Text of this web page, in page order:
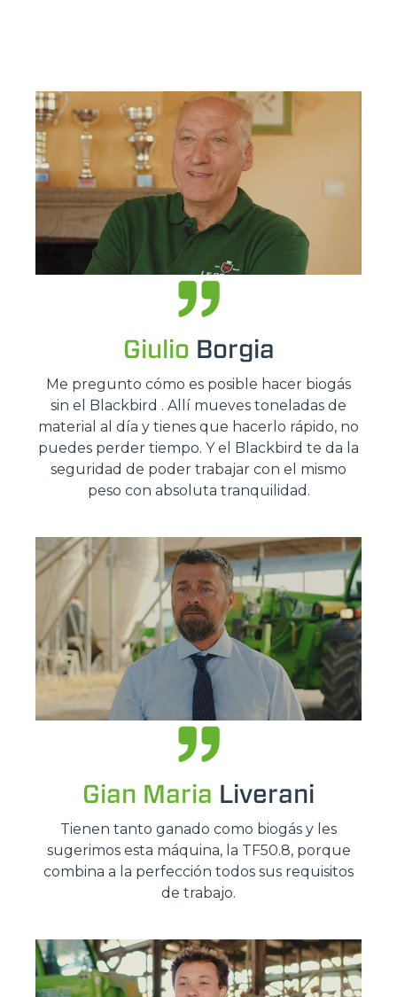
Giulio Borgia
Me pregunto cómo es posible hacer biogás
sin el Blackbird . Allí mueves toneladas de
material al día y tienes que hacerlo rápido, no
puedes perder tiempo. Y el Blackbird te da la
seguridad de poder trabajar con el mismo
peso con absoluta tranquilidad.
Gian Maria Liverani
Tienen tanto ganado como biogás y les
sugerimos esta máquina, la TF50.8, porque
combina a la perfección todos sus requisitos
de trabajo.